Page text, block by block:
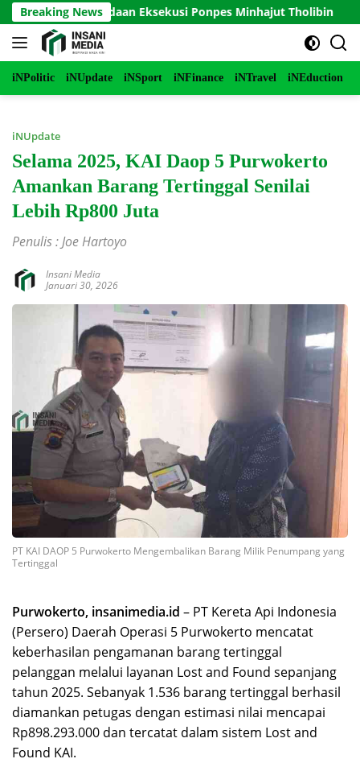
Langsung
ke
konten
Breaking News
Penundaan Eksekusi Ponpes Minhajut Tholibin
iNPolitic iNUpdate iNSport iNFinance iNTravel iNEduction
iNUpdate
Selama 2025, KAI Daop 5 Purwokerto
Amankan Barang Tertinggal Senilai
Lebih Rp800 Juta
Penulis : Joe Hartoyo
Insani Media
Januari 30, 2026
PT KAI DAOP 5 Purwokerto Mengembalikan Barang Milik Penumpang yang
Tertinggal
Purwokerto, insanimedia.id – PT Kereta Api Indonesia
(Persero) Daerah Operasi 5 Purwokerto mencatat
keberhasilan pengamanan barang tertinggal
pelanggan melalui layanan Lost and Found sepanjang
tahun 2025. Sebanyak 1.536 barang tertinggal berhasil
diamankan petugas dengan estimasi nilai mencapai
Rp898.293.000 dan tercatat dalam sistem Lost and
Found KAI.